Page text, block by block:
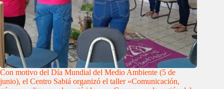
Con motivo del Día Mundial del Medio Ambiente (5 de
junio), el Centro Sabiá organizó el taller «Comunicación,